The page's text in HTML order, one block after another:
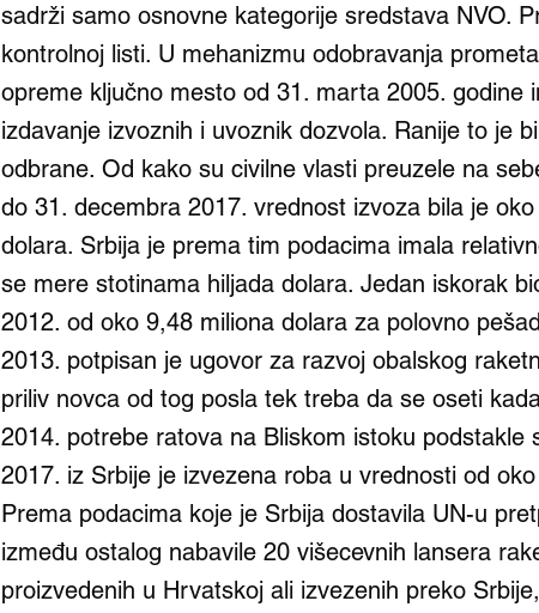
sadrži samo osnovne kategorije sredstava NVO.
kontrolnoj listi. U mehanizmu odobravanja
opreme ključno mesto od 31. marta 2005. godine
izdavanje izvoznih i uvoznik dozvola. Ranije to je
odbrane. Od kako su civilne vlasti preuzele na
do 31. decembra 2017. vrednost izvoza bila je
dolara. Srbija je prema tim podacima imala
se mere stotinama hiljada dolara. Jedan iskorak
2012. od oko 9,48 miliona dolara za polovno
2013. potpisan je ugovor za razvoj obalskog
priliv novca od tog posla tek treba da se oseti
2014. potrebe ratova na Bliskom istoku podstakle
2017. iz Srbije je izvezena roba u vrednosti od
Prema podacima koje je Srbija dostavila UN-u
između ostalog nabavile 20 višecevnih lansera
proizvedenih u Hrvatskoj ali izvezenih preko